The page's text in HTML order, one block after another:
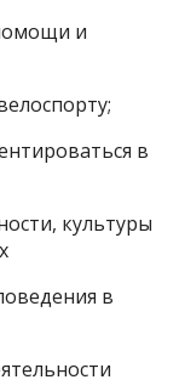
и
в
культуры
в